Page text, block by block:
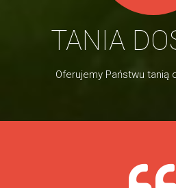
TANIA
Oferujemy Państwu tanią